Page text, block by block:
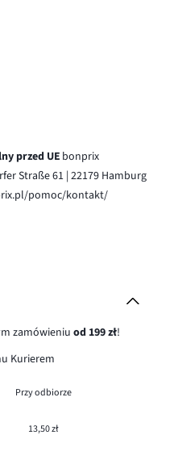
przed UEbonprix
Straße 61 | 22179 Hamburg
pomoc/kontakt/
zamówieniuod 199 zł!
Kurierem
Przy odbiorze
13,50 zł